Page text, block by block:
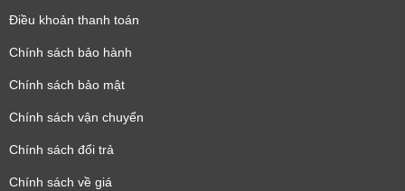
Điều khoản thanh toán
Chính sách bảo hành
Chính sách bảo mật
Chính sách vận chuyển
Chính sách đổi trả
Chính sách về giá